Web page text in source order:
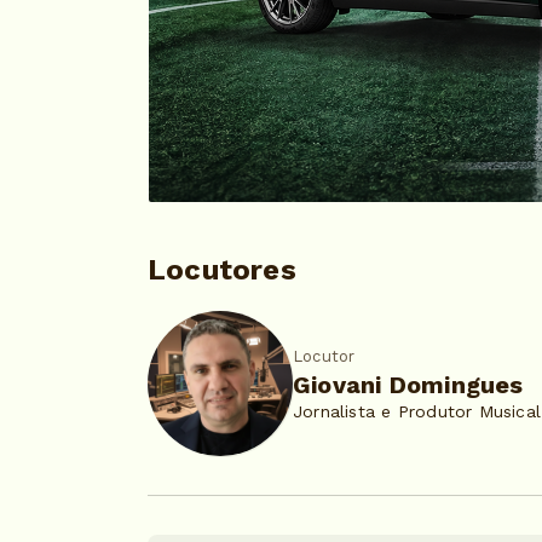
Locutores
Locutor
Giovani Domingues
Jornalista e Produtor